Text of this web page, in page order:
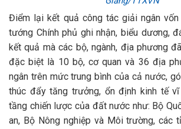
Điểm lại kết quả công tác giải ngân
tướng Chính phủ ghi nhận, biểu dương,
kết quả mà các bộ, ngành, địa phương
đặc biệt là 10 bộ, cơ quan và 36 địa
ngân trên mức trung bình của cả nước,
thúc đẩy tăng trưởng, ổn định kinh tế
tầng chiến lược của đất nước như: Bộ
an, Bộ Nông nghiệp và Môi trường, các